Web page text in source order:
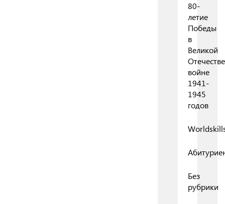
80-
летие
Победы
в
Великой
войне
1941-
1945
годов
Без
рубрики